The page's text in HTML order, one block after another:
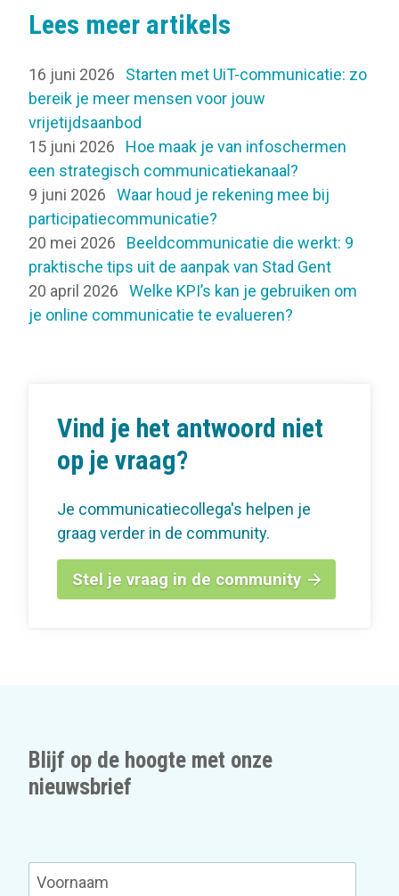
Lees meer artikels
16 juni 2026
Starten met UiT-communicatie: zo
bereik je meer mensen voor jouw
vrijetijdsaanbod
15 juni 2026
Hoe maak je van infoschermen
een strategisch communicatiekanaal?
9 juni 2026
Waar houd je rekening mee bij
participatiecommunicatie?
20 mei 2026
Beeldcommunicatie die werkt: 9
praktische tips uit de aanpak van Stad Gent
20 april 2026
Welke KPI’s kan je gebruiken om
je online communicatie te evalueren?
Vind je het antwoord niet
op je vraag?
Je communicatiecollega's helpen je
graag verder in de community.
Stel je vraag in de community
Blijf op de hoogte met onze
nieuwsbrief